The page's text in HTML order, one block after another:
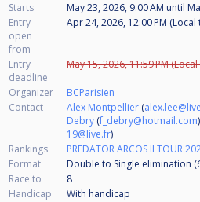
Starts May 23, 2026, 9:00 AM until
Entry
open
from
Apr 24, 2026, 12:00 PM (Local
Entry
deadline
May 15, 2026, 11:59 PM
Organizer
BCParisien
Contact
Alex Montpellier (
Debry (f_debry@hotmail.com
19@live.fr)
Rankings
PREDATOR ARCOS II TOUR
Format
Double to Single elimination
Race to
8
Handicap
With handicap